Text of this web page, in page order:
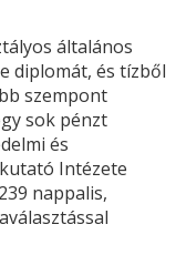
általános
diplomát, és tízből
szempont
sok pénzt
és
Intézete
nappalis,